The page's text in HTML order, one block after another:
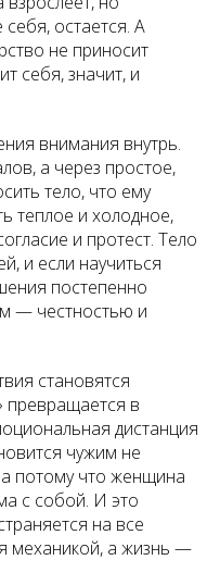
остается. А
не приносит
себя, значит, и
внимания внутрь.
а через простое,
тело, что ему
теплое и холодное,
и протест. Тело
и если научиться
постепенно
— честностью и
становятся
превращается в
дистанция
чужим не
потому что женщина
с собой. И это
на все
механикой, а жизнь —